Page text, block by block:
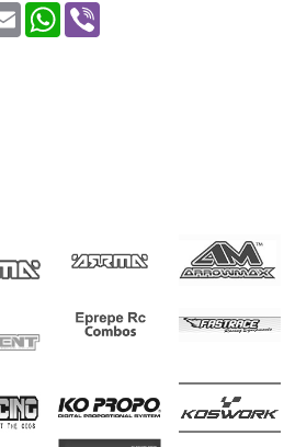
Email WhatsApp
Viber